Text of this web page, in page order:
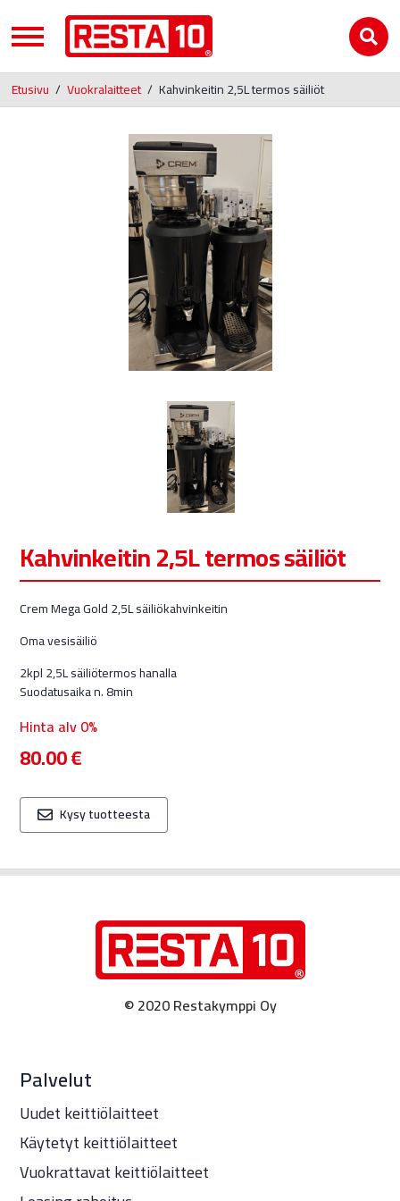
Etusivu / Vuokralaitteet / Kahvinkeitin 2,5L termos säiliöt
Kahvinkeitin 2,5L termos säiliöt
Crem Mega Gold 2,5L säiliökahvinkeitin
Oma vesisäiliö
2kpl 2,5L säiliötermos hanalla
Suodatusaika n. 8min
Hinta alv 0%
80.00€
Kysy tuotteesta
© 2020 Restakymppi Oy
Palvelut
Uudet keittiölaitteet
Käytetyt keittiölaitteet
Vuokrattavat keittiölaitteet